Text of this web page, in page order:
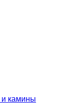
и камины